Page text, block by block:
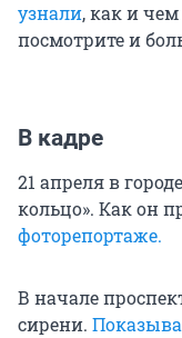
узнали, как и
посмотрите и
В кадре
21 апреля в
кольцо». Как он
фоторепортаже.
В начале
сирени.